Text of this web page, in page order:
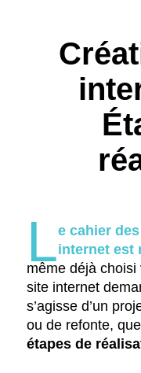
Le cahier
internet est
même déjà
site internet
s’agisse d’un
ou de refonte,
étapes de